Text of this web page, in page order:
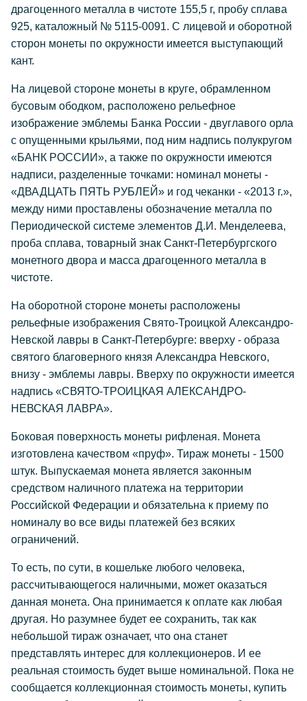
драгоценного металла в чистоте 155,5 г, пробу сплава
925, каталожный № 5115-0091. С лицевой и оборотной
сторон монеты по окружности имеется выступающий
кант.
На лицевой стороне монеты в круге, обрамленном
бусовым ободком, расположено рельефное
изображение эмблемы Банка России - двуглавого орла
с опущенными крыльями, под ним надпись полукругом
«БАНК РОССИИ», а также по окружности имеются
надписи, разделенные точками: номинал монеты -
«ДВАДЦАТЬ ПЯТЬ РУБЛЕЙ» и год чеканки - «2013 г.»,
между ними проставлены обозначение металла по
Периодической системе элементов Д.И. Менделеева,
проба сплава, товарный знак Санкт-Петербургского
монетного двора и масса драгоценного металла в
чистоте.
На оборотной стороне монеты расположены
рельефные изображения Свято-Троицкой Александро-
Невской лавры в Санкт-Петербурге: вверху - образа
святого благоверного князя Александра Невского,
внизу - эмблемы лавры. Вверху по окружности имеется
надпись «СВЯТО-ТРОИЦКАЯ АЛЕКСАНДРО-
НЕВСКАЯ ЛАВРА».
Боковая поверхность монеты рифленая. Монета
изготовлена качеством «пруф». Тираж монеты - 1500
штук. Выпускаемая монета является законным
средством наличного платежа на территории
Российской Федерации и обязательна к приему по
номиналу во все виды платежей без всяких
ограничений.
То есть, по сути, в кошельке любого человека,
рассчитывающегося наличными, может оказаться
данная монета. Она принимается к оплате как любая
другая. Но разумнее будет ее сохранить, так как
небольшой тираж означает, что она станет
представлять интерес для коллекционеров. И ее
реальная стоимость будет выше номинальной. Пока не
сообщается коллекционная стоимость монеты, купить